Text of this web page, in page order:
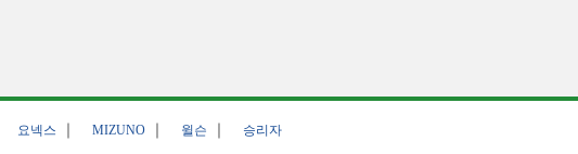
요넥스 MIZUNO 윌슨 승리자